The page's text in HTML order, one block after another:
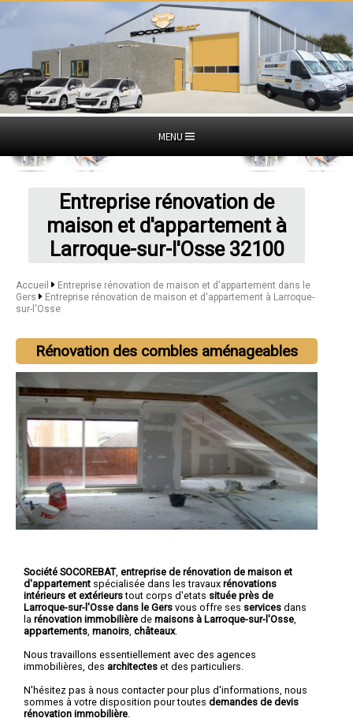
MENU
Entreprise rénovation de
maison et d'appartement à
Larroque-sur-l'Osse 32100
Accueil
Entreprise rénovation de maison et d'appartement dans le
Gers
Entreprise rénovation de maison et d'appartement à Larroque-
sur-l'Osse
Rénovation des combles aménageables
Société SOCOREBAT, entreprise de rénovation de maison et
d'appartement spécialisée dans les travaux rénovations
intérieurs et extérieurstout corps d'etats située près de
Larroque-sur-l'Osse dans le Gers vous offre ses services dans
la rénovation immobilière de maisons à Larroque-sur-l'Osse
appartements manoirs châteaux.
Nous travaillons essentiellement avec des agences
immobilières, des architectes et des particuliers.
N'hésitez pas à nous contacter pour plus d'informations, nous
sommes à votre disposition pour toutes demandes de devis
rénovation immobilière